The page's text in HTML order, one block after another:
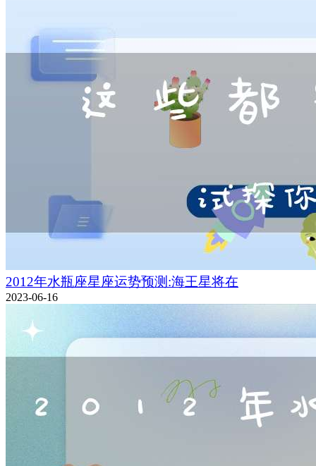
2012年水瓶座星座运势预测:海王星将在
2023-06-16